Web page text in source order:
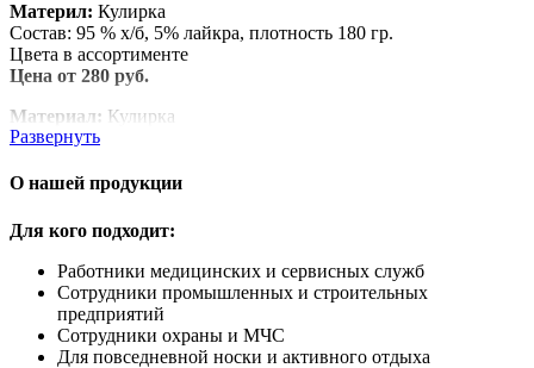
Материл: Кулирка
Состав: 95 % х/б, 5% лайкра, плотность 180 гр.
Цвета в ассортименте
Цена от 280 руб.
Материал: Кулирка
Состав: 100% х/б, плотность 160 гр.
Цена от 225 руб.
Развернуть
О нашей продукции
Для кого подходит:
Работники медицинских и сервисных служб
Сотрудники промышленных и строительных
предприятий
Сотрудники охраны и МЧС
Для повседневной носки и активного отдыха